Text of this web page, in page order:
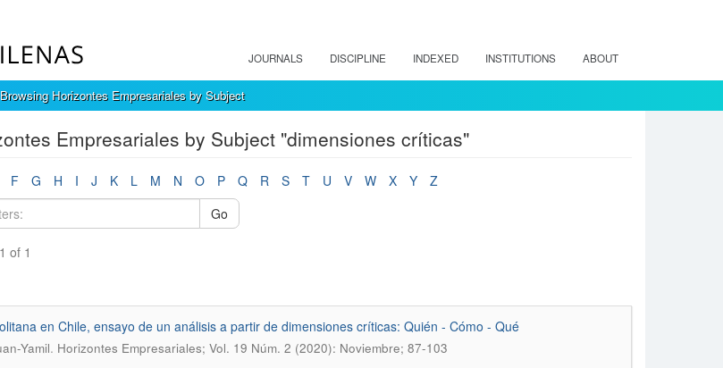
JOURNALS DISCIPLINE INDEXED INSTITUTIONS ABOUT
Browsing Horizontes Empresariales by Subject
Empresariales by Subject "dimensiones críticas"
F G H I J K L M N O P Q R S T U V W X Y
Z
Go
of 1
en Chile, ensayo de un análisis a partir de dimensiones críticas: Quién - Cómo - Qué
Yamil. Horizontes Empresariales; Vol. 19 Núm. 2 (2020): Noviembre; 87-103